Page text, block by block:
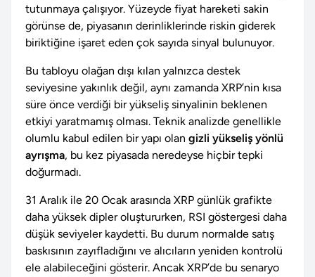
tutunmaya çalışıyor. Yüzeyde fiyat hareketi sakin
görünse de, piyasanın derinliklerinde riskin giderek
biriktiğine işaret eden çok sayıda sinyal bulunuyor.
Bu tabloyu olağan dışı kılan yalnızca destek
seviyesine yakınlık değil, aynı zamanda XRP’nin kısa
süre önce verdiği bir yükseliş sinyalinin beklenen
etkiyi yaratmamış olması. Teknik analizde genellikle
olumlu kabul edilen bir yapı olan gizli yükseliş yönlü
ayrışma, bu kez piyasada neredeyse hiçbir tepki
doğurmadı.
31 Aralık ile 20 Ocak arasında XRP günlük grafikte
daha yüksek dipler oluştururken, RSI göstergesi daha
düşük seviyeler kaydetti. Bu durum normalde satış
baskısının zayıfladığını ve alıcıların yeniden kontrolü
ele alabileceğini gösterir. Ancak XRP’de bu senaryo